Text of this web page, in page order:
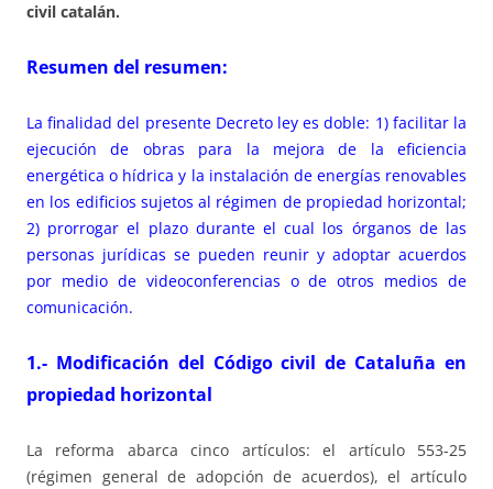
civil catalán.
Resumen del resumen:
La finalidad del presente Decreto ley es doble: 1) facilitar la
ejecución de obras para la mejora de la eficiencia
energética o hídrica y la instalación de energías renovables
en los edificios sujetos al régimen de propiedad horizontal;
2) prorrogar el plazo durante el cual los órganos de las
personas jurídicas se pueden reunir y adoptar acuerdos
por medio de videoconferencias o de otros medios de
comunicación.
1.- Modificación del Código civil de Cataluña en
propiedad horizontal
La reforma abarca cinco artículos: el artículo 553-25
(régimen general de adopción de acuerdos), el artículo